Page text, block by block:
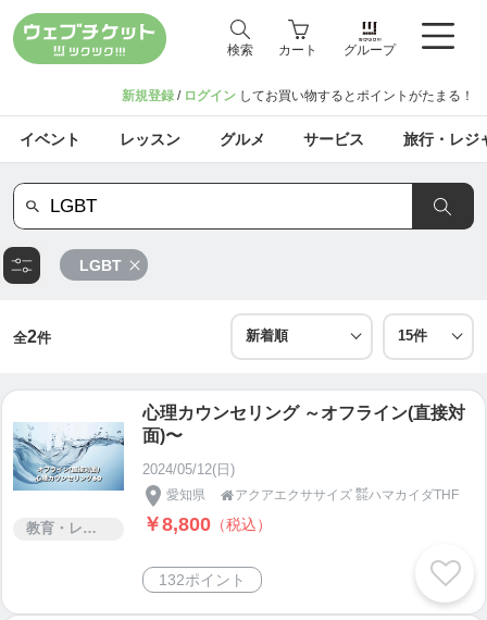
検索 カート グループ
新規登録 / ログイン してお買い物するとポイントがたまる！
イベント レッスン グルメ サービス 旅行・レジ
LGBT
全2件
教育・レッスン・講習
心理カウンセリング ～オフライン(直接対
面)〜
2024/05/12(日)
愛知県 アクアエクササイズ ㍿ハマカイダTHF
￥8,800 （税込）
132ポイント